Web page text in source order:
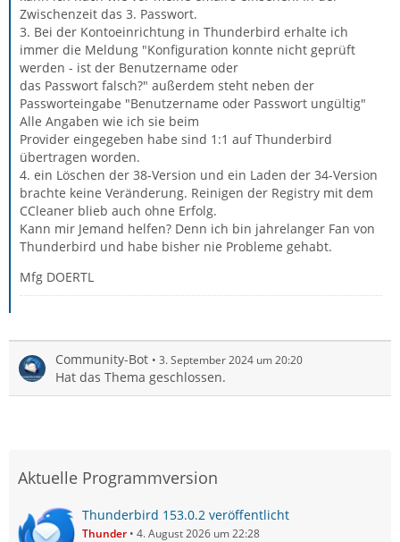
Zwischenzeit das 3. Passwort.
3. Bei der Kontoeinrichtung in Thunderbird erhalte ich
immer die Meldung "Konfiguration konnte nicht geprüft
werden - ist der Benutzername oder
das Passwort falsch?" außerdem steht neben der
Passworteingabe "Benutzername oder Passwort ungültig"
Alle Angaben wie ich sie beim
Provider eingegeben habe sind 1:1 auf Thunderbird
übertragen worden.
4. ein Löschen der 38-Version und ein Laden der 34-Version
brachte keine Veränderung. Reinigen der Registry mit dem
CCleaner blieb auch ohne Erfolg.
Kann mir Jemand helfen? Denn ich bin jahrelanger Fan von
Thunderbird und habe bisher nie Probleme gehabt.
Mfg DOERTL
Community-Bot 3. September 2024 um 20:20
Hat das Thema geschlossen.
Aktuelle Programmversion
Thunderbird 153.0.2 veröffentlicht
Thunder 4. August 2026 um 22:28